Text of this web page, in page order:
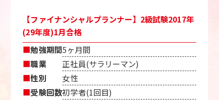
【ファイナンシャルプランナー】2級試験2017年
(29年度)1月合格
■勉強期間5ヶ月間
■職業
正社員(サラリーマン)
■性別
女性
■受験回数初学者(1回目)